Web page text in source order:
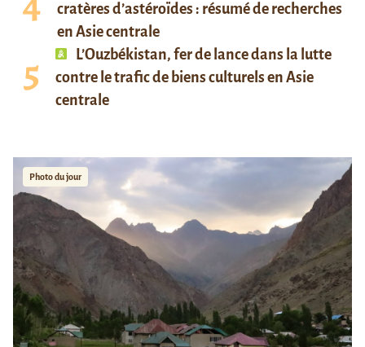
cratères d’astéroïdes : résumé de recherches
en Asie centrale
L’Ouzbékistan, fer de lance dans la lutte
contre le trafic de biens culturels en Asie
centrale
Photo du jour